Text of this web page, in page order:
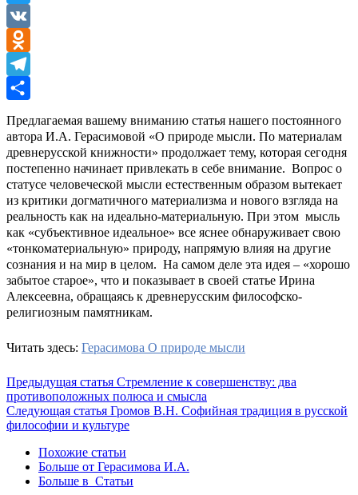
Twitter
VK
Odnoklassniki
Telegram
Предлагаемая вашему вниманию статья нашего постоянного
автора И.А. Герасимовой «О природе мысли. По материалам
древнерусской книжности» продолжает тему, которая сегодня
постепенно начинает привлекать в себе внимание. Вопрос о
статусе человеческой мысли естественным образом вытекает
из критики догматичного материализма и нового взгляда на
реальность как на идеально-материальную. При этом мысль
как «субъективное идеальное» все яснее обнаруживает свою
«тонкоматериальную» природу, напрямую влияя на другие
сознания и на мир в целом. На самом деле эта идея – «хорошо
забытое старое», что и показывает в своей статье Ирина
Алексеевна, обращаясь к древнерусским философско-
религиозным памятникам.
Читать здесь: Герасимова О природе мысли
Предыдущая статья Стремление к совершенству: два
противоположных полюса и смысла
Следующая статья Громов В.Н. Софийная традиция в русской
философии и культуре
Похожие статьи
Больше от Герасимова И.А.
Больше в Статьи